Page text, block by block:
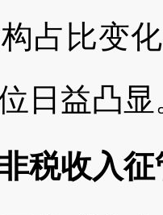
占比变
日益凸显
税收入征